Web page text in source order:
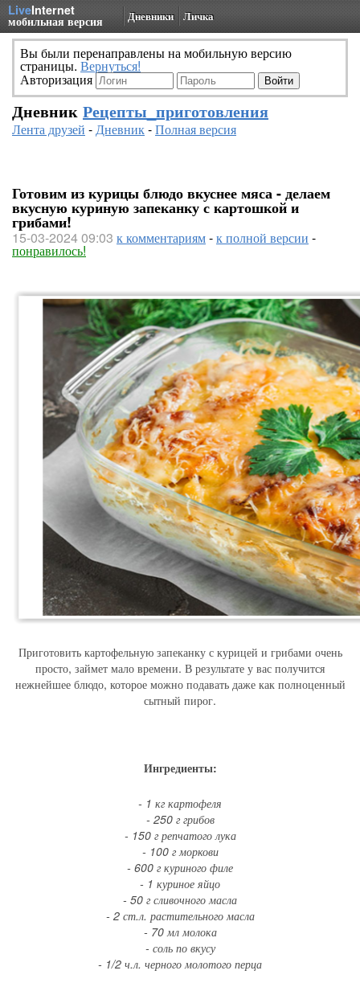
LiveInternet
мобильная версия Дневники Личка
Вы были перенаправлены на мобильную версию
страницы. Вернуться!
Авторизация
Дневник Рецепты_приготовления
Лента друзей -Дневник-Полная версия
Готовим из курицы блюдо вкуснее мяса - делаем
вкусную куриную запеканку с картошкой и
грибами!
15-03-2024 09:03 к комментариям-к полной версии -
понравилось!
Приготовить картофельную запеканку с курицей и грибами очень
просто, займет мало времени. В результате у вас получится
нежнейшее блюдо, которое можно подавать даже как полноценный
сытный пирог.
Ингредиенты:
- 1 кг картофеля
- 250 г грибов
- 150 г репчатого лука
- 100 г моркови
- 600 г куриного филе
- 1 куриное яйцо
- 50 г сливочного масла
- 2 ст.л. растительного масла
- 70 мл молока
- соль по вкусу
- 1/2 ч.л. черного молотого перца